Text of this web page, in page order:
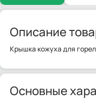
Описание
Крышка кожуха для
Основные